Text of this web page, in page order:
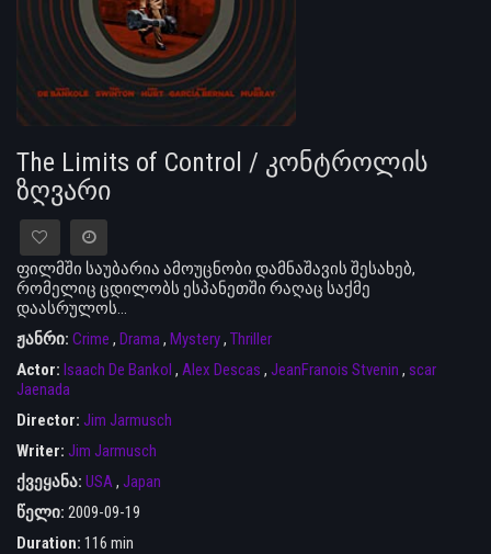
The Limits of Control / კონტროლის
ზღვარი
ფილმში საუბარია ამოუცნობი დამნაშავის შესახებ,
რომელიც ცდილობს ესპანეთში რაღაც საქმე
დაასრულოს…
ჟანრი: Crime , Drama , Mystery, Thriller
Actor: Isaach De Bankol , Alex Descas , JeanFranois Stvenin , scar
Jaenada
Director: Jim Jarmusch
Writer: Jim Jarmusch
ქვეყანა: USA , Japan
წელი: 2009-09-19
Duration: 116 min